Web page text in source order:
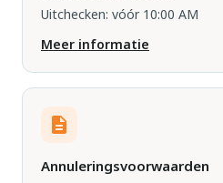
Uitchecken: vóór 10:00 AM
Meer informatie
Annuleringsvoorwaarden